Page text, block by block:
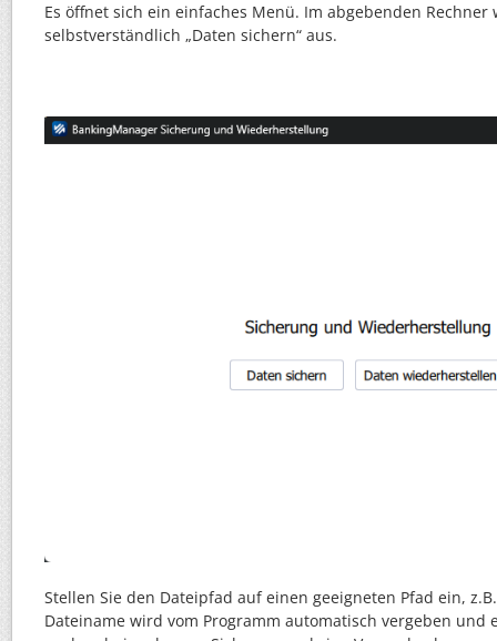
Es öffnet sich ein einfaches Menü. Im abgebenden Rechner
selbstverständlich „Daten sichern“ aus.
Stellen Sie den Dateipfad auf einen geeigneten Pfad ein,
Dateiname wird vom Programm automatisch vergeben und